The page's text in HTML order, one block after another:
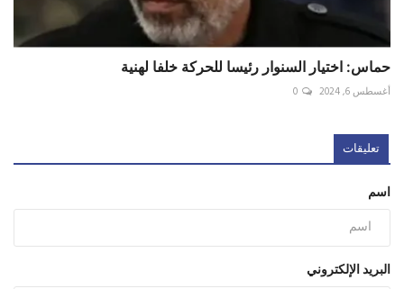
حماس: اختيار السنوار رئيسا للحركة خلفا لهنية
أغسطس 6, 2024 0
تعليقات
اسم
البريد الإلكتروني